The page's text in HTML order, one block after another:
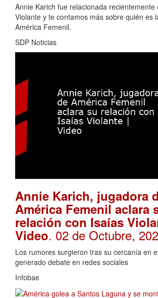
Annie Karich fue relacionada recientemente
Violante y te contamos más sobre quién es
América Femenil.
SDP Noticias
Annie Karich, jugadora
América Femenil aclara
relación con Isaías
Video. 02 de Octubre,
Los rumores surgieron tras su cercanía en
generado debate en redes sociales
Infobae